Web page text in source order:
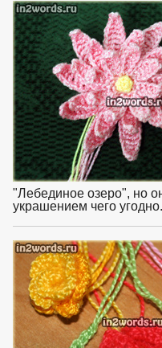
"Лебединое озеро", но
украшением чего угодно.